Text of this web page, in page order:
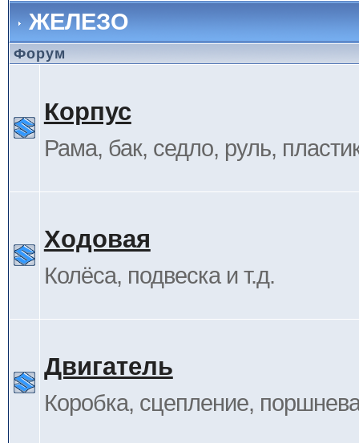
ЖЕЛЕЗО
Форум
Корпус
Рама, бак, седло, руль,
Ходовая
Колёса, подвеска и т.д.
Двигатель
Коробка, сцепление,